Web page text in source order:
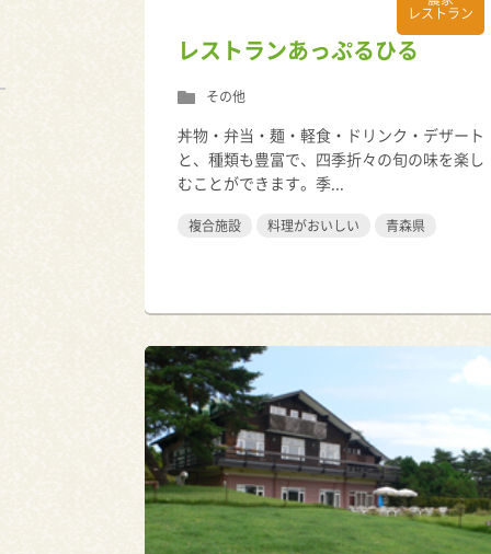
レストラン
レストランあっぷるひる
その他
丼物・弁当・麺・軽食・ドリンク・デザート
と、種類も豊富で、四季折々の旬の味を楽し
むことができます。季...
複合施設 料理がおいしい 青森県